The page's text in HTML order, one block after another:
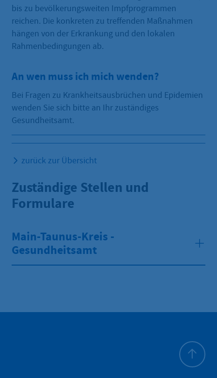
bis zu bevölkerungsweiten Impfprogrammen
reichen. Die konkreten zu treffenden Maßnahmen
hängen von der Erkrankung und den lokalen
Rahmenbedingungen ab.
An wen muss ich mich wenden?
Bei Fragen zu Krankheitsausbrüchen und Epidemien
wenden Sie sich bitte an Ihr zuständiges
Gesundheitsamt.
zurück zur Übersicht
Zuständige Stellen und
Formulare
Main-Taunus-Kreis -
Gesundheitsamt